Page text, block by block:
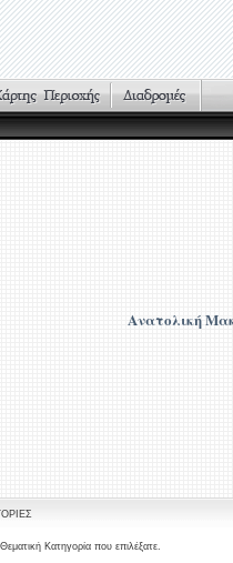
Ανατολική
Κατηγορία που επιλέξατε.